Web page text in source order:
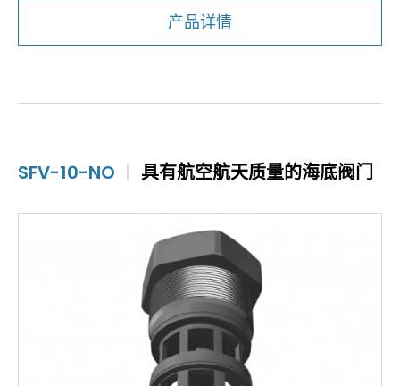
产品详情
SFV-10-NO | 具有航空航天质量的海底阀门